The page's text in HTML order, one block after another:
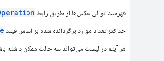
فهرست توالی عکس‌ها از طریق رابط
حداکثر تعداد موارد برگردانده شده بر اساس فیلد
هر آیتم در لیست می‌تواند سه حالت ممکن داشته